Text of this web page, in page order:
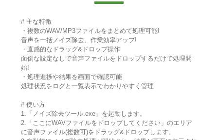
# 主な特徴
・複数のWAV/MP3ファイルをまとめて処理可能!
音声を一括ノイズ除去、作業効率アップ!
・直感的なドラッグ&ドロップ操作
面倒な設定なしで音声ファイルをドロップするだけで処理開
始!
・処理進捗や結果を画面で確認可能
処理状況をログと一覧表示でわかりやすく管理
# 使い方
1.「ノイズ除去ツール.exe」を起動します。
2.「ここにWAVファイルをドロップしてください」のエリア
に音声ファイル(複数可)をドラッグ&ドロップします。